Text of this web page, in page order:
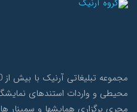
محیطی و واردات استندهای